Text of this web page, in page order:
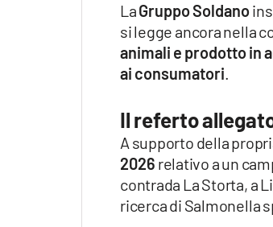
LaGruppo Soldano
si legge ancora nella
animali e prodotto in
ai consumatori.
Il referto
A supporto della
2026 relativo a un
contrada La Storta, a
ricerca di Salmonella